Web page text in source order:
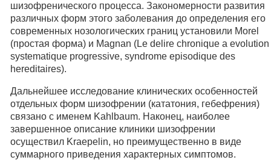
шизофренического процесса. Закономерности развития
различных форм этого заболевания до определения его
современных нозологических границ установили Morel
(простая форма) и Magnan (Le delire chronique a evolution
systematique progressive, syndrome episodique des
hereditaires).
Дальнейшее исследование клинических особенностей
отдельных форм шизофрении (кататония, гебефрения)
связано с именем Kahlbaum. Наконец, наиболее
завершенное описание клиники шизофрении
осуществил Kraepelin, но преимущественно в виде
суммарного приведения характерных симптомов.